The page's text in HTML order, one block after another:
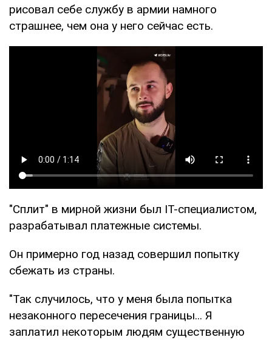
рисовал себе службу в армии намного
страшнее, чем она у него сейчас есть.
"Сплит" в мирной жизни был IT-специалистом,
разрабатывал платежные системы.
Он примерно год назад совершил попытку
сбежать из страны.
"Так случилось, что у меня была попытка
незаконного пересечения границы... Я
заплатил некоторым людям существенную